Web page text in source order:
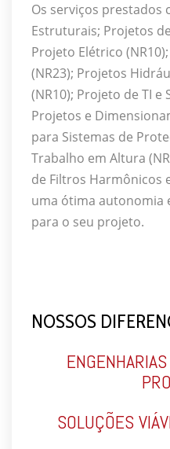
Os serviços prestados
Estruturais; Projetos
Projeto Elétrico
(NR23); Projetos
(NR10); Projeto de TI
Projetos e
para Sistemas de
Trabalho em Altura
de Filtros Harmônicos
uma ótima autonomia
para o seu projeto.
NOSSOS
SOLUÇÕES